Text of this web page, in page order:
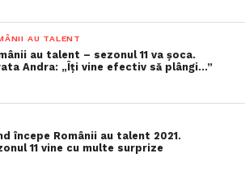
AU TALENT
au talent – sezonul 11 va șoca.
Andra: „Îți vine efectiv să plângi…”
începe Românii au talent 2021.
11 vine cu multe surprize